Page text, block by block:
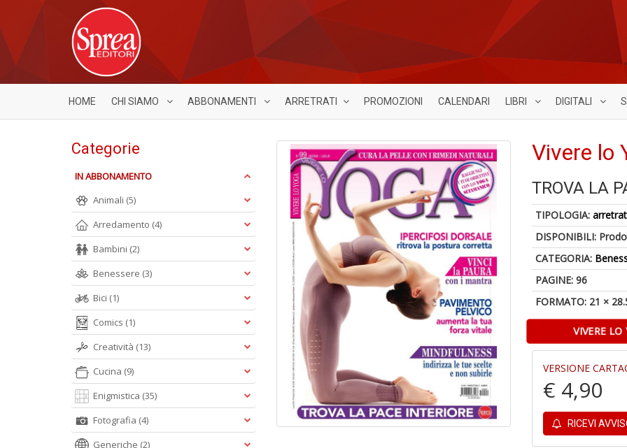
HOME CHI SIAMO ABBONAMENTI ARRETRATI PROMOZIONI CALENDARI LIBRI DIGITALI
Vivere lo
TROVA LA
TIPOLOGIA:
DISPONIBILI:
CATEGORIA:
PAGINE: 96
FORMATO: 21 ×
VIVERE
VERSIONE
€ 4,90
RICEVI
Categorie
IN ABBONAMENTO
Animali (5)
Arredamento (4)
Bambini (2)
Benessere (3)
Bici (1)
Comics (1)
Creatività (13)
Cucina (9)
Enigmistica (35)
Fotografia (4)
Generiche (2)